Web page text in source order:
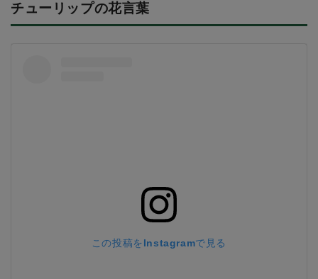
チューリップの花言葉
この投稿をInstagramで見る